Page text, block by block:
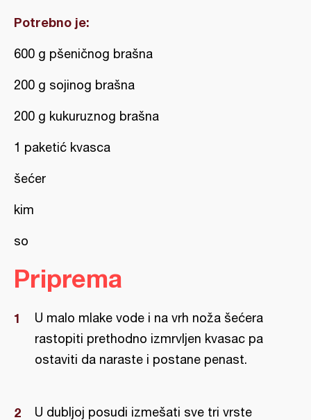
Potrebno je:
600 g pšeničnog brašna
200 g sojinog brašna
200 g kukuruznog brašna
1 paketić kvasca
šećer
kim
so
Priprema
U malo mlake vode i na vrh noža šećera
rastopiti prethodno izmrvljen kvasac pa
ostaviti da naraste i postane penast.
U dubljoj posudi izmešati sve tri vrste